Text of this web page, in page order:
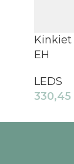
Kinkiet
EH
LEDS
330,45